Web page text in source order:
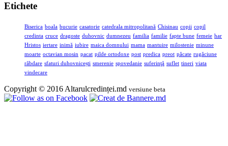
Etichete
Biserica boala bucurie casatorie catedrala mitropolitană Chisinau copii copil
credinta cruce dragoste duhovnic dumnezeu familia familie fapte bune femeie har
Hristos iertare inimă iubire maica domnului mama mantuire milostenie minune
moarte octavian mosin pacat pilde ortodoxe post predica preot păcate rugăciune
răbdare sfaturi duhovnicești smerenie spovedanie suferinţă suflet tineri viata
vindecare
Copyright © 2016 Altarulcredinței.md versiune beta